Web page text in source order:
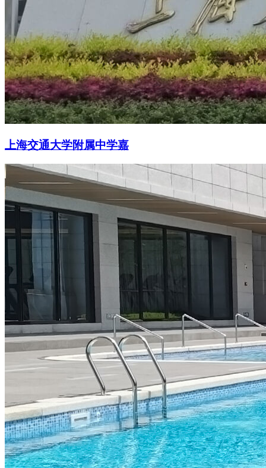
上海交通大学附属中学嘉